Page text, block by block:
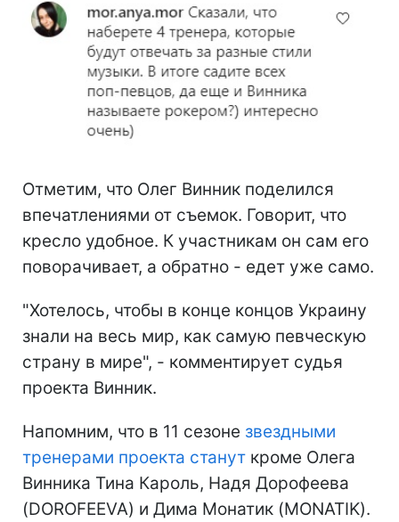
Отметим, что Олег Винник поделился
впечатлениями от съемок. Говорит, что
кресло удобное. К участникам он сам его
поворачивает, а обратно - едет уже само.
"Хотелось, чтобы в конце концов Украину
знали на весь мир, как самую певческую
страну в мире", - комментирует судья
проекта Винник.
Напомним, что в 11 сезоне звездными
тренерами проекта станут кроме Олега
Винника Тина Кароль, Надя Дорофеева
(DOROFEEVA) и Дима Монатик (MONATIK).